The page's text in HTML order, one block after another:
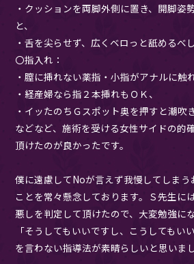
・クッションを両脚外側に置き、開脚姿
と、
・舌を尖らせず、広くベロっと舐めるべし
〇指入れ：
・膣に挿れない薬指・小指がアナルに触
・経産婦なら指２本挿れもＯＫ、
・イッたのちＧスポット奥を押すと潮吹
などなど、施術を受ける女性サイドの的
頂けたのが良かったです。
僕に遠慮してNoが言えず我慢してしまう
ことを常々懸念しております。Ｓ先生に
悪しを判定して頂けたので、大変勉強に
「そうしてもいいですし、こうしてもい
を言わない指導法が素晴らしいと思いまし